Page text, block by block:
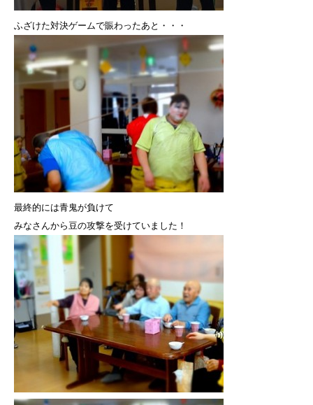
ふざけた対決ゲームで賑わったあと・・・
最終的には青鬼が負けて
みなさんから豆の攻撃を受けていました！